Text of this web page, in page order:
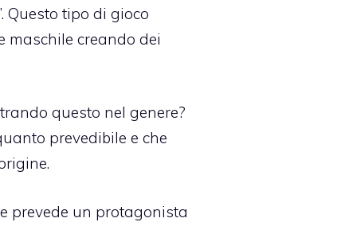
Questo tipo di gioco
maschile creando dei
questo nel genere?
prevedibile e che
prevede un protagonista